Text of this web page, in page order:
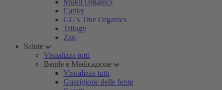
Mukti Organics
Cattier
GG's True Organics
Trilogy
Zao
Salute
Visualizza tutti
Bende e Medicazione
Visualizza tutti
Guarigione delle ferite